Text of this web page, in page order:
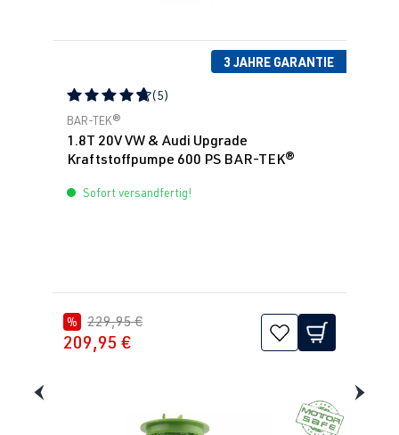
3 JAHRE GARANTIE
Durchschnittliche Bewertung von 4.8 von 5 Sternen
(5)
BAR-TEK®
1.8T 20V VW & Audi Upgrade
Kraftstoffpumpe 600 PS BAR-TEK®
Sofort versandfertig!
% 229,95 €
209,95 €